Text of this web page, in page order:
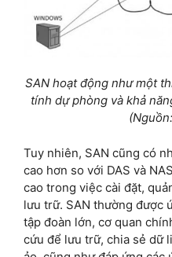
SAN hoạt động như một
tính dự phòng và khả
Tuy nhiên, SAN cũng có
cao hơn so với DAS và
cao trong việc cài đặt,
lưu trữ. SAN thường được
tập đoàn lớn, cơ quan
cứu để lưu trữ, chia sẻ dữ